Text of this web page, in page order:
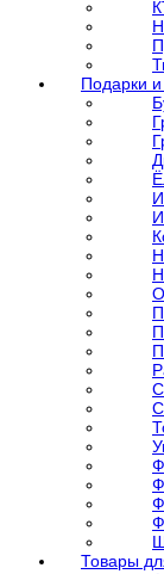
Подарки
Товары